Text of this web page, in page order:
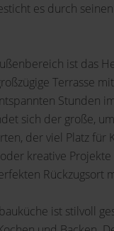
es durch
ist das
Terrasse
Stunden
sich der große,
der viel Platz für
kreative
Rückzugsort
ist stilvoll